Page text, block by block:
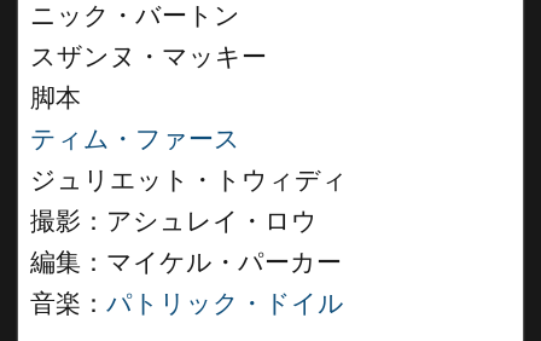
ニック・バートン
スザンヌ・マッキー
脚本
ティム・ファース
ジュリエット・トウィディ
撮影：アシュレイ・ロウ
編集：マイケル・パーカー
音楽： パトリック・ドイル